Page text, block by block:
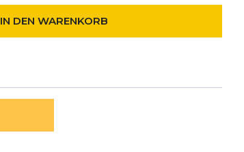
IN DEN WARENKORB